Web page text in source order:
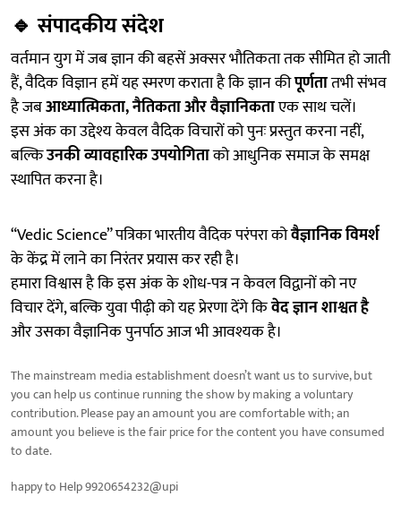
🔹संपादकीय संदेश
वर्तमान युग में जब ज्ञान की बहसें अक्सर भौतिकता तक सीमित हो जाती
हैं, वैदिक विज्ञान हमें यह स्मरण कराता है कि ज्ञान कीपूर्णतातभी संभव
है जबआध्यात्मिकता, नैतिकता और वैज्ञानिकताएक साथ चलें।
इस अंक का उद्देश्य केवल वैदिक विचारों को पुनः प्रस्तुत करना नहीं,
बल्किउनकी व्यावहारिक उपयोगिताको आधुनिक समाज के समक्ष
स्थापित करना है।
“Vedic Science” पत्रिका भारतीय वैदिक परंपरा कोवैज्ञानिक विमर्श
के केंद्र में लाने का निरंतर प्रयास कर रही है।
हमारा विश्वास है कि इस अंक के शोध-पत्र न केवल विद्वानों को नए
विचार देंगे, बल्कि युवा पीढ़ी को यह प्रेरणा देंगे किवेद ज्ञान शाश्वत है
और उसका वैज्ञानिक पुनर्पाठ आज भी आवश्यक है।
The mainstream media establishment doesn’t want us to survive, but
you can help us continue running the show by making a voluntary
contribution. Please pay an amount you are comfortable with; an
amount you believe is the fair price for the content you have consumed
to date.
happy to Help 9920654232@upi